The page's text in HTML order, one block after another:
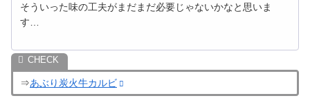
そういった味の工夫がまだまだ必要じゃないかなと思いま
す…
⇒あぶり炭火牛カルビ